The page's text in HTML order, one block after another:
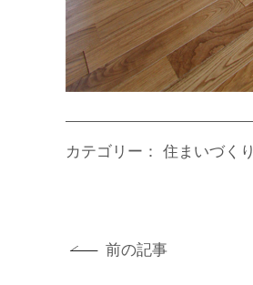
カテゴリー： 住まいづくり
前の記事